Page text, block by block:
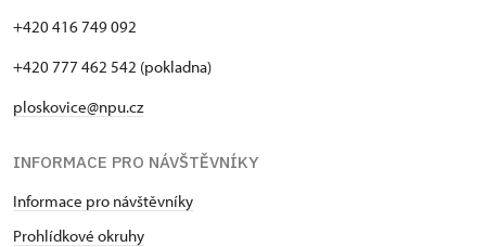
+420 416 749 092
+420 777 462 542 (pokladna)
ploskovice@npu.cz
INFORMACE PRO NÁVŠTĚVNÍKY
Informace pro návštěvníky
Prohlídkové okruhy